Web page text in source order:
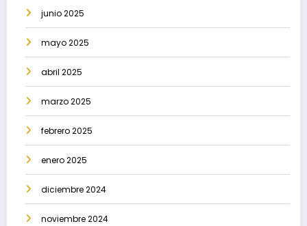
junio 2025
mayo 2025
abril 2025
marzo 2025
febrero 2025
enero 2025
diciembre 2024
noviembre 2024